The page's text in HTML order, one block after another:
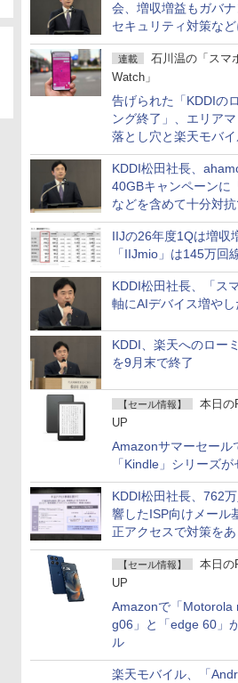
会、増収増益もガバ
セキュリティ対策な
連載
石川温の「スマ
Watch」
告げられた「KDDIの
ング終了」、エリア
落とし穴と楽天モバイ
題
KDDI松田社長、
40GBキャンペーンに
などを含めて十分対抗
る」
IIJの26年度1Qは増収
「IIJmio」は145万回
KDDI松田社長、「ス
軸にAIデバイス増やし
KDDI、楽天へのロー
を9月末で終了
【セール情報】
本日の
UP
Amazonサマーセール
「Kindle」シリーズ
KDDI松田社長、762
響したISP向けメール
正アクセスで対策をあ
て説明
【セール情報】
本日の
UP
Amazonで「Motorola
g06」と「edge 60」
ル
楽天モバイル、「